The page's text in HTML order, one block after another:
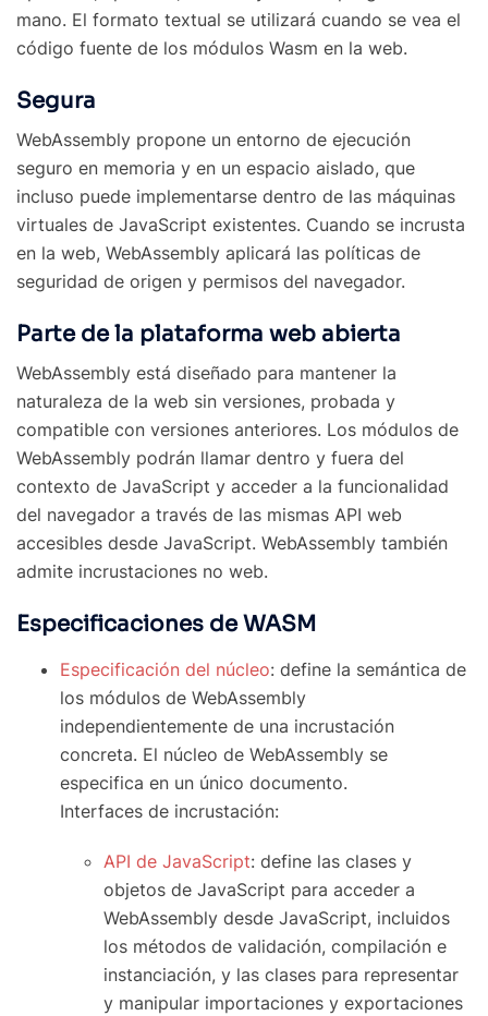
mano. El formato textual se utilizará cuando se vea el
código fuente de los módulos Wasm en la web.
Segura
WebAssembly propone un entorno de ejecución
seguro en memoria y en un espacio aislado, que
incluso puede implementarse dentro de las máquinas
virtuales de JavaScript existentes. Cuando se incrusta
en la web, WebAssembly aplicará las políticas de
seguridad de origen y permisos del navegador.
Parte de la plataforma web abierta
WebAssembly está diseñado para mantener la
naturaleza de la web sin versiones, probada y
compatible con versiones anteriores. Los módulos de
WebAssembly podrán llamar dentro y fuera del
contexto de JavaScript y acceder a la funcionalidad
del navegador a través de las mismas API web
accesibles desde JavaScript. WebAssembly también
admite incrustaciones no web.
Especificaciones de WASM
Especificación del núcleo: define la semántica de
los módulos de WebAssembly
independientemente de una incrustación
concreta. El núcleo de WebAssembly se
especifica en un único documento.
Interfaces de incrustación:
API de JavaScript: define las clases y
objetos de JavaScript para acceder a
WebAssembly desde JavaScript, incluidos
los métodos de validación, compilación e
instanciación, y las clases para representar
y manipular importaciones y exportaciones